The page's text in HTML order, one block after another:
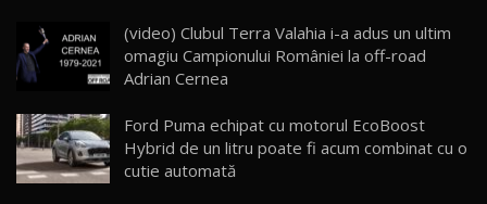
23
Lynk & Co 01 / Test Drive AutoBlog.MD
25:19
24
ZEEKR 009: Cel mai Performant și Confortabil
Van Electric Testat în Moldova / AutoBlog.MD
26:38
(video) Clubul Terra Valahia i-a adus un ultim
omagiu Campionului României la off-road
Adrian Cernea
Ford Puma echipat cu motorul EcoBoost
Hybrid de un litru poate fi acum combinat cu o
cutie automată